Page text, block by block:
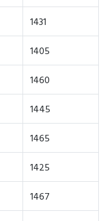
1431
1405
1460
1445
1465
1425
1467